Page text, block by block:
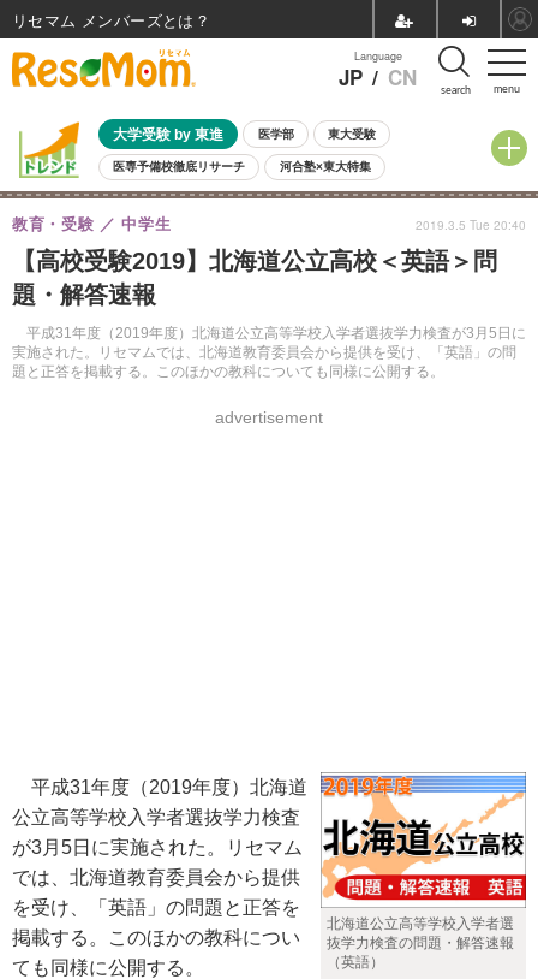
menu
Language
JP / CN search
大学受験 by 東進 医学部 東大受験
医専予備校徹底リサーチ 河合塾×東大特集
親子で考える大学選び 高校受験 中学受験 小学校受験
共通テスト 夏休み
8月開催イベント・WS 全国公立高校 過去問 人気記事
自由研究教材（小学生向け）
【高校受験2019】北海道公立高校＜英語＞問
題・解答速報
平成31年度（2019年度）北海道公立高等学校入学者選抜学力検査が3月5日に
実施された。リセマムでは、北海道教育委員会から提供を受け、「英語」の問
題と正答を掲載する。このほかの教科についても同様に公開する。
教育・受験 中学生
advertisement
2019.3.5 Tue 20:40
北海道公立高等学校入学者選
抜学力検査の問題・解答速報
（英語）
平成31年度（2019年度）北海道
公立高等学校入学者選抜学力検査
が3月5日に実施された。リセマム
では、北海道教育委員会から提供
を受け、「英語」の問題と正答を
掲載する。このほかの教科につい
ても同様に公開する。
リセマム メンバーズ